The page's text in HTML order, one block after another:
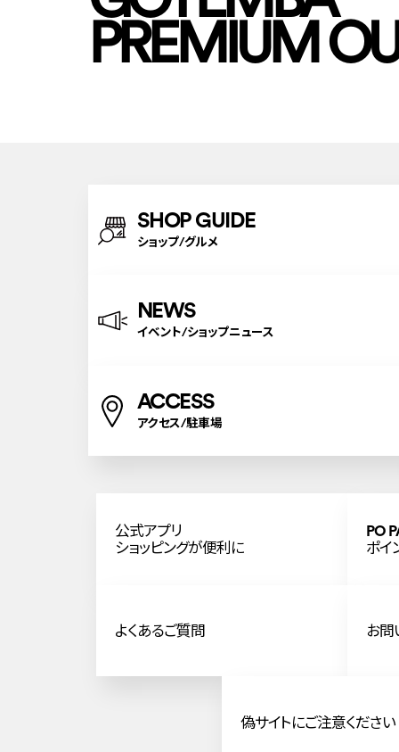
PREMIUM
SHOP GUIDE
ショップ/グルメ
NEWS
イベント/ショップニュース
ACCESS
アクセス/駐車場
公式アプリ
ショッピングが便利に
PO
ポイ
よくあるご質問 お問
偽サイトにご注意ください